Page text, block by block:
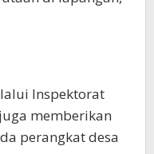
Inspektorat
memberikan
perangkat desa